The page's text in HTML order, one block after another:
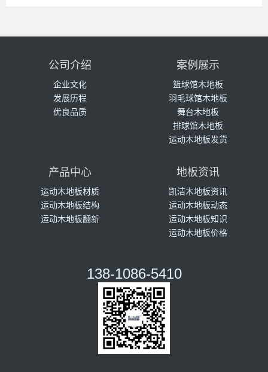
公司介绍
企业文化
发展历程
优良品质
案例展示
篮球馆木地板
羽毛球馆木地板
舞台木地板
排球馆木地板
运动木地板发货
产品中心
运动木地板材质
运动木地板结构
运动木地板翻新
地板资讯
凯洁木地板资讯
运动木地板动态
运动木地板知识
运动木地板价格
138-1086-5410